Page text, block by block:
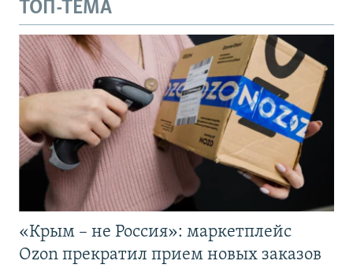
ТОП-ТЕМА
«Крым – не Россия»: маркетплейс
Ozon прекратил прием новых заказов